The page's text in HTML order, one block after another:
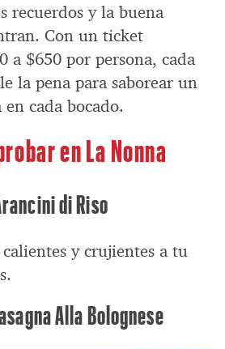
recuerdos y la buena
Con un ticket
a $650 por persona, cada
la pena para saborear un
cada bocado.
en La Nonna
di Riso
y crujientes a tu
Alla Bolognese